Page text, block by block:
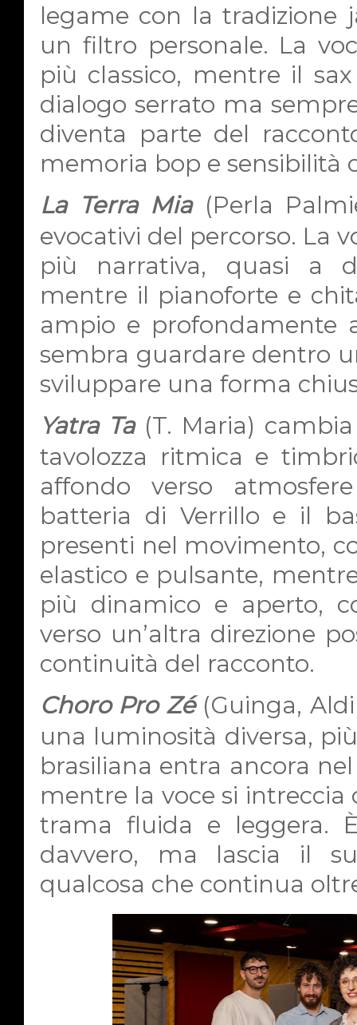
legame con la tradizione
un filtro personale. La
più classico, mentre il
dialogo serrato ma
diventa parte del
memoria bop e sensibilità
La Terra Mia (Perla
evocativi del percorso. La
più narrativa, quasi a
mentre il pianoforte e
ampio e profondamente
sembra guardare dentro
sviluppare una forma
Yatra Ta (T. Maria)
tavolozza ritmica e
affondo verso
batteria di Verrillo e il
presenti nel movimento,
elastico e pulsante,
più dinamico e aperto,
verso un’altra direzione
continuità del racconto.
Choro Pro Zé (Guinga,
una luminosità diversa,
brasiliana entra ancora
mentre la voce si intreccia
trama fluida e leggera.
davvero, ma lascia il
qualcosa che continua